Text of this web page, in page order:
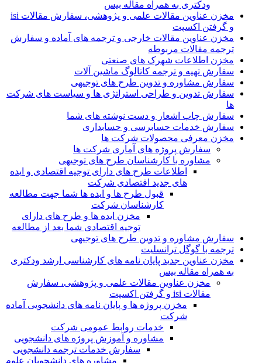
ودکتری به همراه مقاله بیس
مخزن عناوین مقالات علمی و پژوهشی، سفارش مقالات isi
و گرفتن اکسپت
مخزن عناوین مقالات خارجی و ترجمه های آماده و سفارش
ترجمه مقالات مربوطه
مخزن اطلاعات شهرک های صنعتی
سفارش تهیه و ترجمه کاتالوگ ماشین آلات
سفارش مشاوره و تدوین طرح های توجیهی
سفارش تدوین و طراحی استراتژی ها و سیاست های شرکت
ها
سفارش چاپ اشعار و دست نوشته های شما
سفارش خدمات حسابرسی و حسابداری
مخزن معرفی محصولات شرکت ها
سفارش پروژه های آماری شرکت ها
مشاوره با کارشناسان طرح های توجیهی
اطلاعات طرح های دارای توجیه اقتصادی و ایده
های جدید اقتصادی شرکت
قبول طرح ها و ایده ها شما جهت مطالعه
کارشناسان شرکت
مخزن ایده ها و طرح های دارای
توجیه اقتصادی شما بعد از مطالعه
سفارش مشاوره و تدوین طرح های توجیهی
ترجمه با گوگل ترانسلیت
مخزن عناوین جدید پایان نامه های کارشناسی ارشد ودکتری
به همراه مقاله بیس
مخزن عناوین مقالات علمی و پژوهشی، سفارش
مقالات isi و گرفتن اکسپت
مخزن پروژه ها و پایان نامه های دانشجویی آماده
شرکت
خدمات روابط عمومی شرکت
مشاوره و آموزش پروژه های دانشجویی
سفارش خدمات ترجمه دانشجویی
مشاوره های دانشجویان علوم